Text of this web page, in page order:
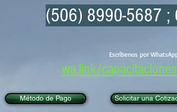
(506) 8990-5687 ;
Escríbenos por
wa.link/
Método de Pago Solicitar una